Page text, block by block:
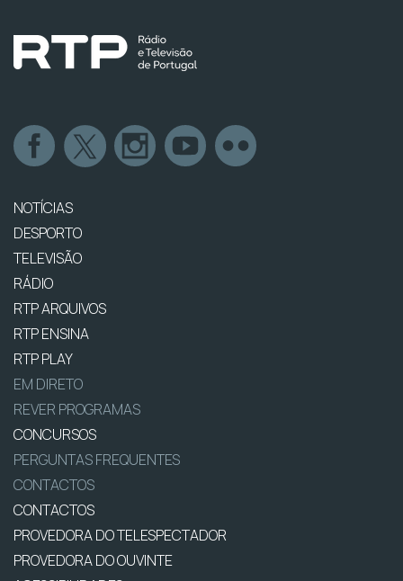
NOTÍCIAS
DESPORTO
TELEVISÃO
RÁDIO
RTP ARQUIVOS
RTP ENSINA
RTP PLAY
EM DIRETO
REVER PROGRAMAS
CONCURSOS
PERGUNTAS FREQUENTES
CONTACTOS
CONTACTOS
PROVEDORA DO TELESPECTADOR
PROVEDORA DO OUVINTE